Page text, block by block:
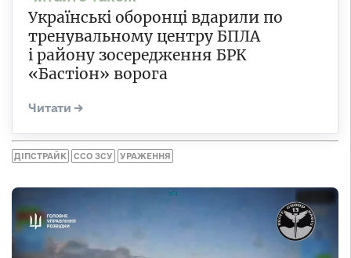
Українські оборонці вдарили по
тренувальному центру БПЛА
і району зосередження БРК
«Бастіон» ворога
ДІПСТРАЙК ССО ЗСУ УРАЖЕННЯ